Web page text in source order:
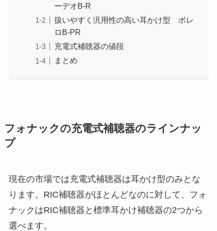
ーデオB-R
扱いやすく汎用性の高い耳かけ型 ボレ
ロB-PR
充電式補聴器の値段
まとめ
フォナックの充電式補聴器のラインナッ
プ
現在の市場では充電式補聴器は耳かけ型のみとな
ります。RIC補聴器がほとんどなのに対して、フォ
ナックはRIC補聴器と標準耳かけ補聴器の2つから
選べます。